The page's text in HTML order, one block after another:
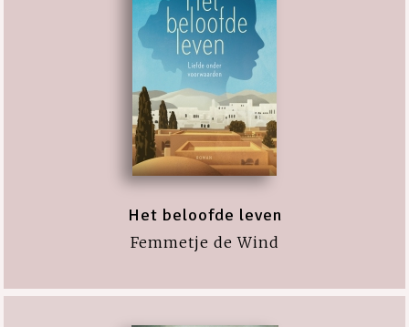
Het beloofde leven
Femmetje de Wind